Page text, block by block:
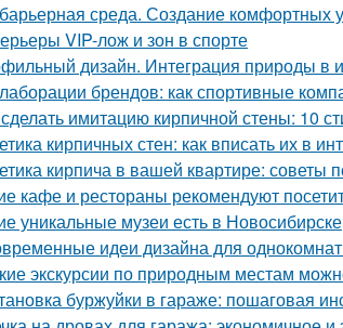
среда. Создание комфортных
VIP-лож и зон в спорте
дизайн. Интеграция природы в
брендов: как спортивные
имитацию кирпичной стены: 10
кирпичных стен: как вписать их в
кирпича в вашей квартире: советы
кафе и рестораны рекомендуют
уникальные музеи есть в Новосибирске
идеи дизайна для
экскурсии по природным местам
буржуйки в гараже: пошаговая